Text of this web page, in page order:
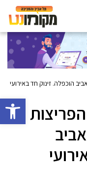
פתח
הוכפלה. זינוק חד באירועי